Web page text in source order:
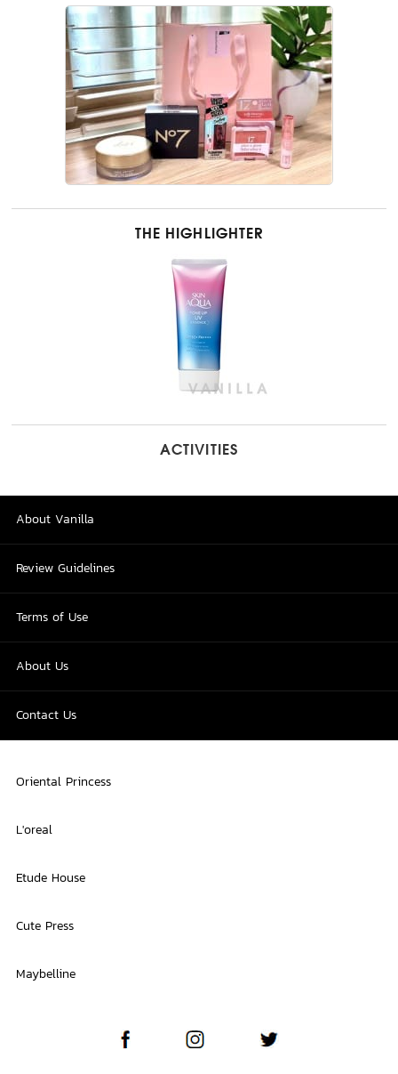
THE HIGHLIGHTER
ACTIVITIES
About Vanilla
Review Guidelines
Terms of Use
About Us
Contact Us
Oriental Princess
L'oreal
Etude House
Cute Press
Maybelline